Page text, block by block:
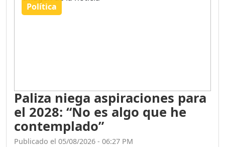
Política
Paliza niega aspiraciones para
el 2028: “No es algo que he
contemplado”
Publicado el 05/08/2026 - 06:27 PM